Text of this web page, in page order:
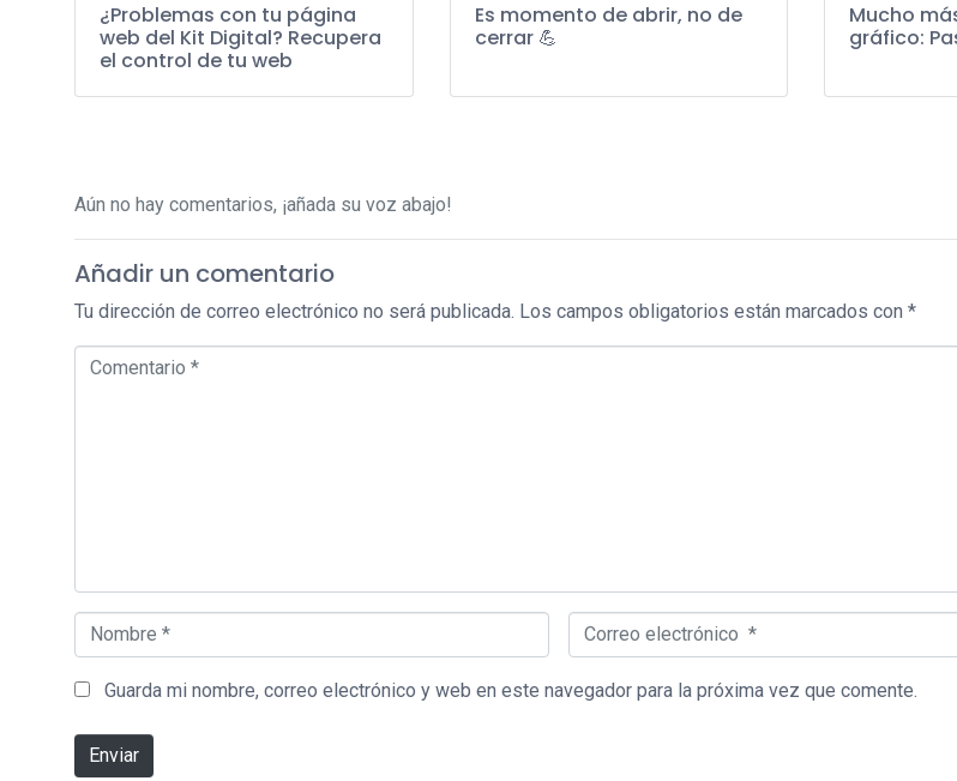
¿Problemas con tu página
web del Kit Digital? Recupera
el control de tu web
Es momento de abrir, no de
cerrar 💪
Mucho
gráfico:
Aún no hay comentarios, ¡añada su voz abajo!
Añadir un comentario
Tu dirección de correo electrónico no será publicada. Los campos obligatorios están marcados con *
Comentario *
Nombre * Correo electrónico *
Guarda mi nombre, correo electrónico y web en este navegador para la próxima vez que comente.
Enviar